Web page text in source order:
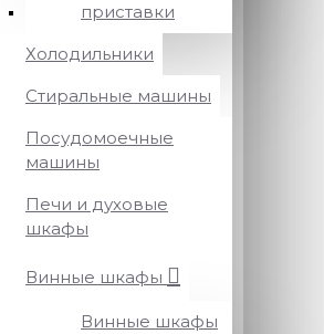
приставки
Холодильники
Стиральные машины
Посудомоечные
машины
Печи и духовые
шкафы
Винные шкафы
Винные шкафы